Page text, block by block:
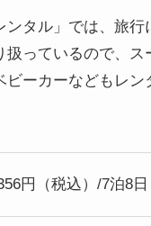
ンタル」では、旅
扱っているので、ス
ビーカーなどもレン
円（税込）/7泊8日